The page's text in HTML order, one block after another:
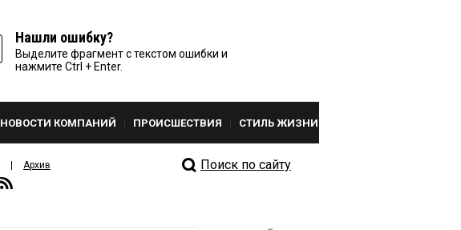
Нашли ошибку?
Выделите фрагмент с текстом ошибки и
нажмите Ctrl + Enter.
НОВОСТИ КОМПАНИЙ ПРОИСШЕСТВИЯ СТИЛЬ ЖИЗНИ
Архив
Поиск по сайту